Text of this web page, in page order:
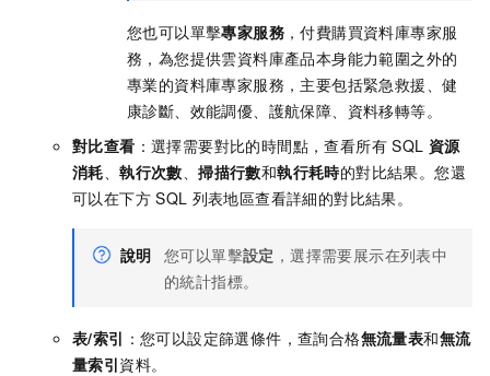
您也可以單擊專家服務 ，付費購買資料庫專家服
務，為您提供雲資料庫產品本身能力範圍之外的
專業的資料庫專家服務，主要包括緊急救援、健
康診斷、效能調優、護航保障、資料移轉等。
對比查看 ：選擇需要對比的時間點，查看所有 SQL 資源
消耗 、執行次數 、掃描行數和執行耗時的對比結果。您還
可以在下方 SQL 列表地區查看詳細的對比結果。
說明 您可以單擊設定 ，選擇需要展示在列表中
的統計指標。
表/索引 ：您可以設定篩選條件，查詢合格無流量表和無流
量索引資料。